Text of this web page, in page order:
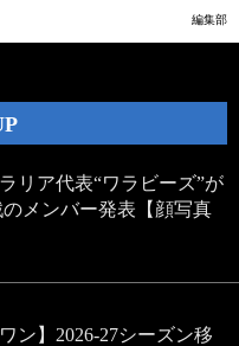
編集部
リア代表“ワラビーズ”が
のメンバー発表【顔写真
ン】2026-27シーズン移